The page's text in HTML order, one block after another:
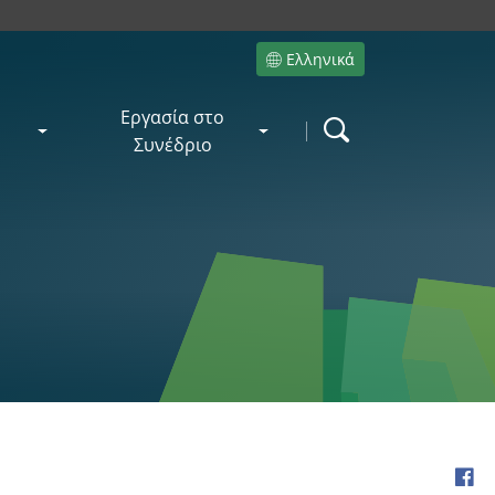
Ελληνικά
Site language
Εργασία στο
Συνέδριο
Search